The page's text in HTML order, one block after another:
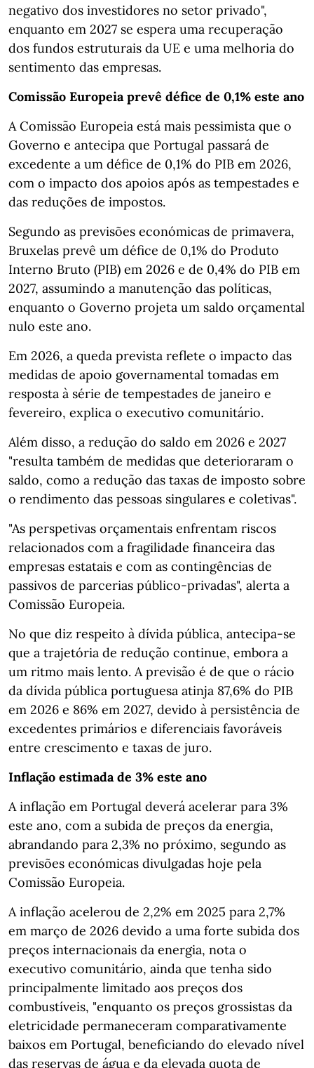
negativo dos investidores no setor privado",
enquanto em 2027 se espera uma recuperação
dos fundos estruturais da UE e uma melhoria do
sentimento das empresas.
Comissão Europeia prevê défice de 0,1% este ano
A Comissão Europeia está mais pessimista que o
Governo e antecipa que Portugal passará de
excedente a um défice de 0,1% do PIB em 2026,
com o impacto dos apoios após as tempestades e
das reduções de impostos.
Segundo as previsões económicas de primavera,
Bruxelas prevê um défice de 0,1% do Produto
Interno Bruto (PIB) em 2026 e de 0,4% do PIB em
2027, assumindo a manutenção das políticas,
enquanto o Governo projeta um saldo orçamental
nulo este ano.
Em 2026, a queda prevista reflete o impacto das
medidas de apoio governamental tomadas em
resposta à série de tempestades de janeiro e
fevereiro, explica o executivo comunitário.
Além disso, a redução do saldo em 2026 e 2027
"resulta também de medidas que deterioraram o
saldo, como a redução das taxas de imposto sobre
o rendimento das pessoas singulares e coletivas".
"As perspetivas orçamentais enfrentam riscos
relacionados com a fragilidade financeira das
empresas estatais e com as contingências de
passivos de parcerias público-privadas", alerta a
Comissão Europeia.
No que diz respeito à dívida pública, antecipa-se
que a trajetória de redução continue, embora a
um ritmo mais lento. A previsão é de que o rácio
da dívida pública portuguesa atinja 87,6% do PIB
em 2026 e 86% em 2027, devido à persistência de
excedentes primários e diferenciais favoráveis
entre crescimento e taxas de juro.
Inflação estimada de 3% este ano
A inflação em Portugal deverá acelerar para 3%
este ano, com a subida de preços da energia,
abrandando para 2,3% no próximo, segundo as
previsões económicas divulgadas hoje pela
Comissão Europeia.
A inflação acelerou de 2,2% em 2025 para 2,7%
em março de 2026 devido a uma forte subida dos
preços internacionais da energia, nota o
executivo comunitário, ainda que tenha sido
principalmente limitado aos preços dos
combustíveis, "enquanto os preços grossistas da
eletricidade permaneceram comparativamente
baixos em Portugal, beneficiando do elevado nível
das reservas de água e da elevada quota de